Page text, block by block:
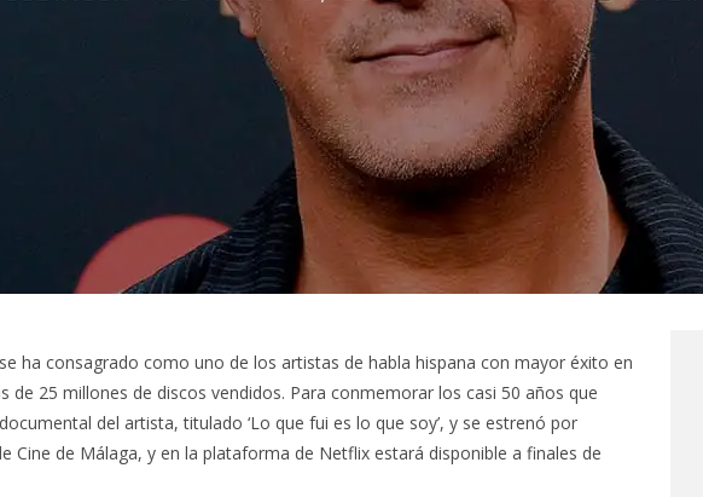
ha consagrado como uno de los artistas de habla hispana con mayor éxito en
de 25 millones de discos vendidos. Para conmemorar los casi 50 años que
del artista, titulado ‘Lo que fui es lo que soy’, y se estrenó por
Cine de Málaga, y en la plataforma de Netflix estará disponible a finales de